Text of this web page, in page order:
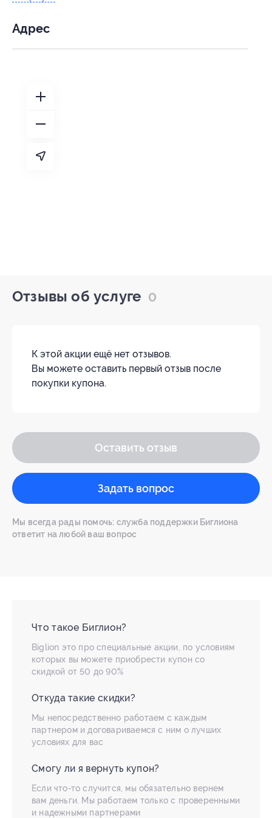
Адрес
Отзывы об услуге 0
К этой акции ещё нет отзывов.
Вы можете оставить первый отзыв после
покупки купона.
Оставить отзыв
Задать вопрос
Мы всегда рады помочь: служба поддержки Биглиона
ответит на любой ваш вопрос
Что такое Биглион?
Biglion это про специальные акции, по условиям
которых вы можете приобрести купон со
скидкой от 50 до 90%
Откуда такие скидки?
Мы непосредственно работаем с каждым
партнером и договариваемся с ним о лучших
условиях для вас
Смогу ли я вернуть купон?
Если что-то случится, мы обязательно вернем
вам деньги. Мы работаем только с проверенными
и надежными партнерами